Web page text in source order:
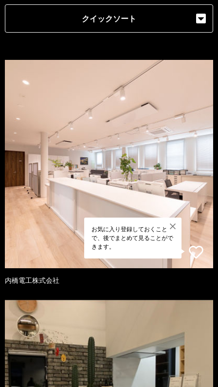
クイックソート
お気に入り登録しておくこと
で、後でまとめて見ることがで
きます。
内橋電工株式会社